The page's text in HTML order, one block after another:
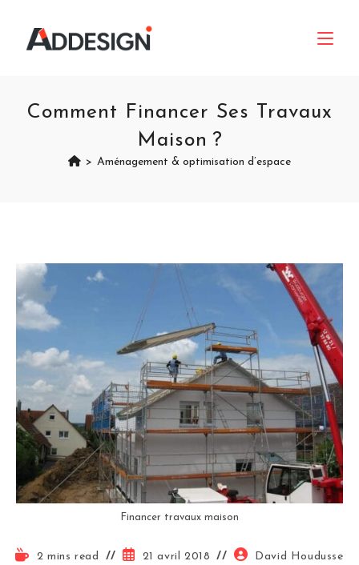
Comment Financer Ses Travaux
Maison ?
> Aménagement & optimisation d’espace
Financer travaux maison
2 mins read 21 avril 2018 David Houdusse